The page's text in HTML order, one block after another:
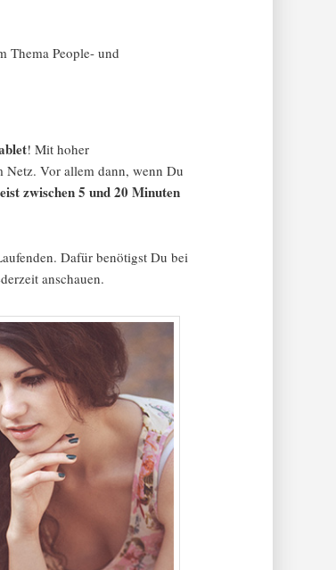
Thema People- und
! Mit hoher
Netz. Vor allem dann, wenn Du
zwischen 5 und 20 Minuten
Dafür benötigst Du bei
anschauen.